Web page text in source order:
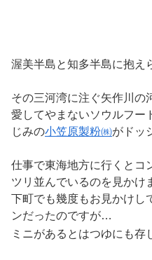
渥美半島と知多半島に抱え
その三河湾に注ぐ矢作川の
愛してやまないソウルフー
じみの小笠原製粉㈱がドッ
仕事で東海地方に行くとコ
ツリ並んでいるのを見かけ
下町でも幾度もお見かけし
ンだったのですが…
ミニがあるとはつゆにも存